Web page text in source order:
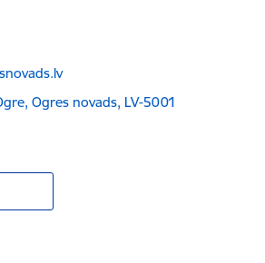
Ogres novads, LV-5001